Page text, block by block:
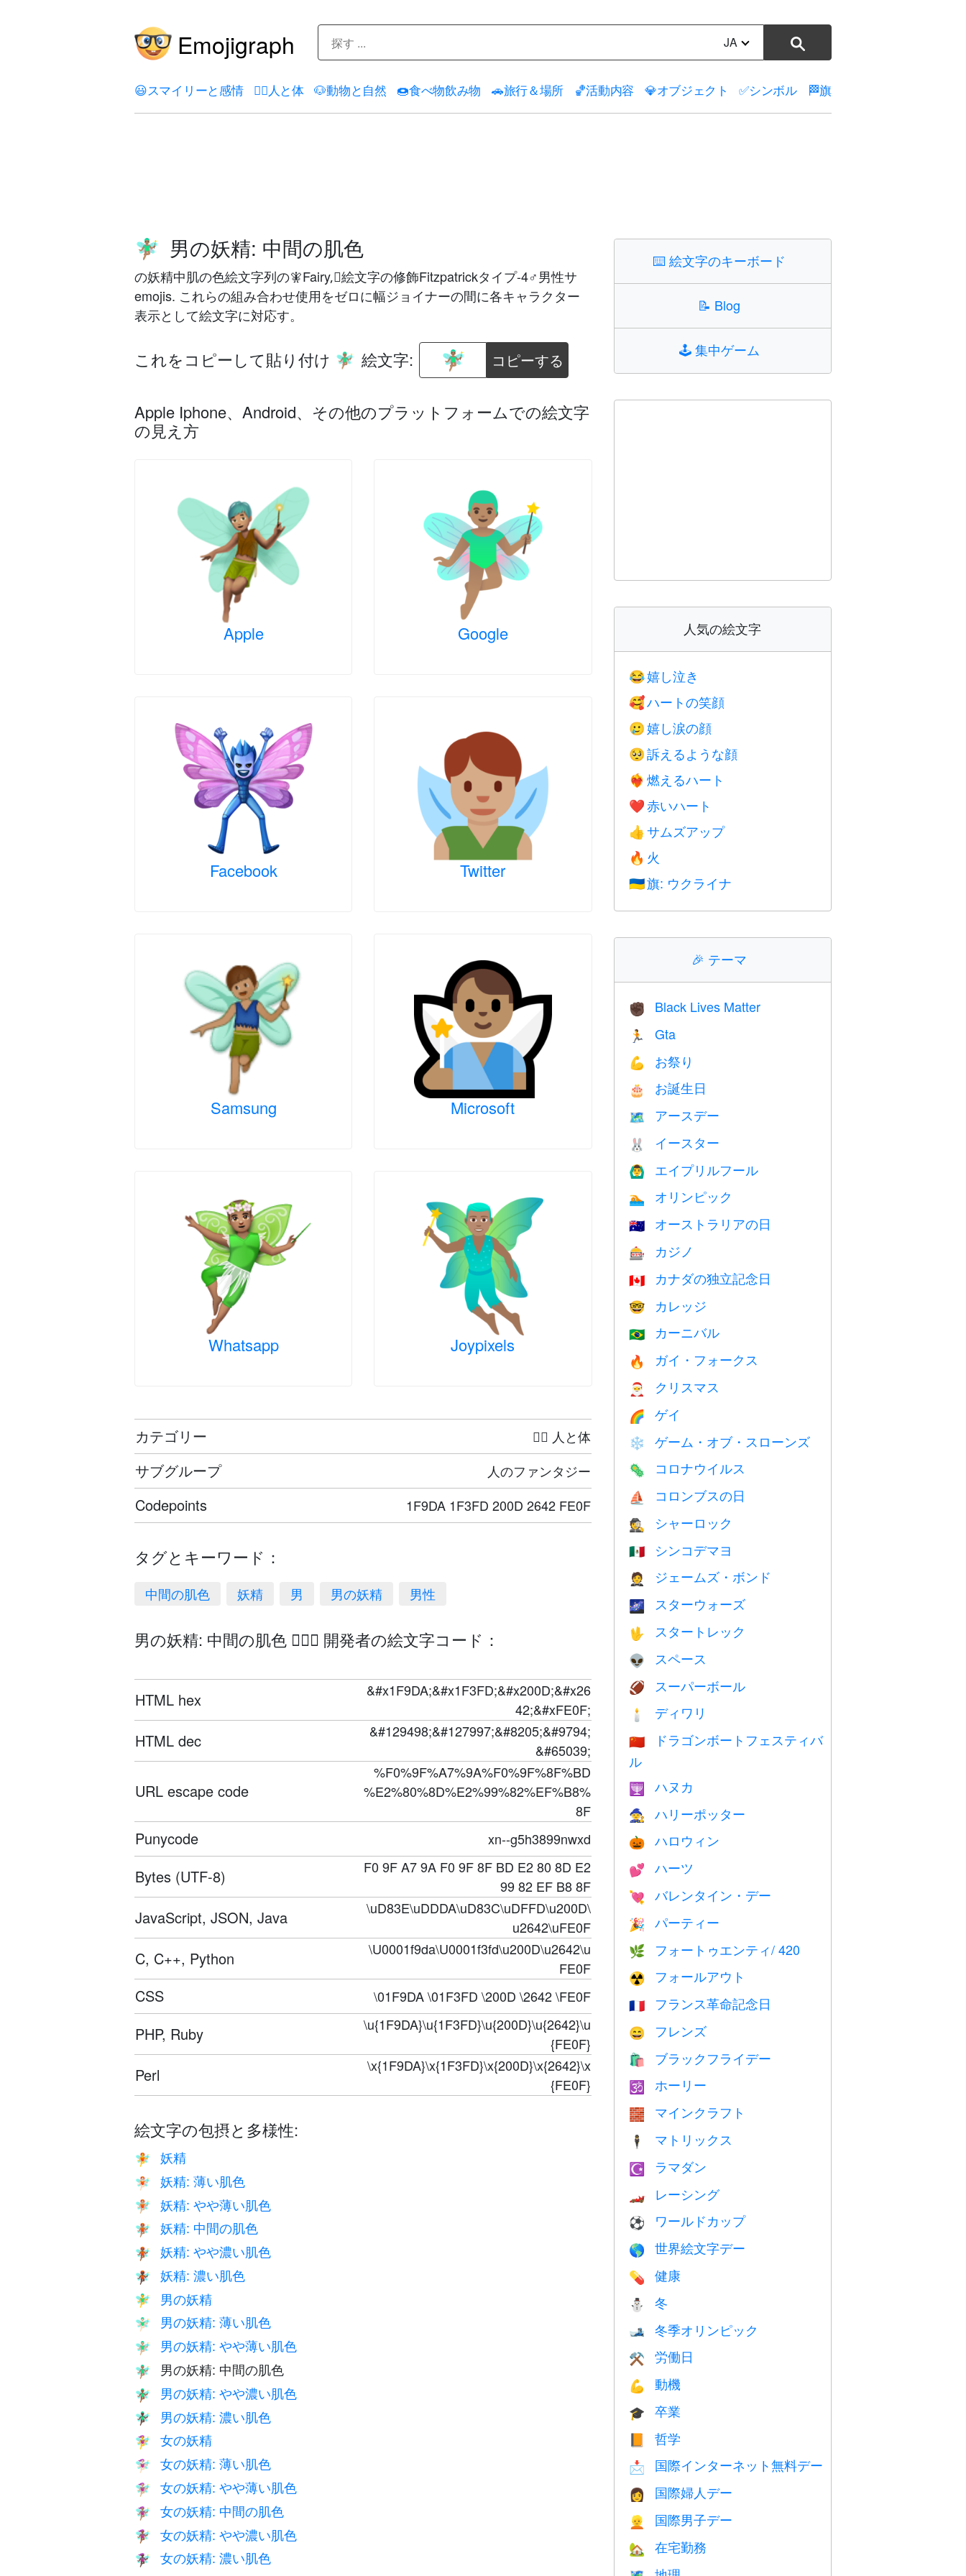
Emojigraph JA
😃スマイリーと感情 🤦‍♀️人と体 🐶動物と自然 🍩食べ物飲み物 🚗旅行＆場所 🏀活動内容 💎オブジェクト ✅シンボル 🏁旗
🧚🏽‍♂️ 男の妖精: 中間の肌色
の妖精中肌の色絵文字列の🧚Fairy,🏽絵文字の修飾Fitzpatrickタイプ-4♂男性サ
emojis. これらの組み合わせ使用をゼロに幅ジョイナーの間に各キャラクター
表示として絵文字に対応す。
これをコピーして貼り付け 🧚🏽‍♂️ 絵文字: コピーする
Apple Iphone、Android、その他のプラットフォームでの絵文字
の見え方
Apple Google
Facebook Twitter
Samsung Microsoft
Whatsapp Joypixels
カテゴリー 🤦‍♀️ 人と体
サブグループ 人のファンタジー
Codepoints 1F9DA 1F3FD 200D 2642 FE0F
タグとキーワード：
中間の肌色 妖精 男 男の妖精 男性
男の妖精: 中間の肌色 🧚🏽‍♂️ 開発者の絵文字コード：
HTML hex
&#x1F9DA;&#x1F3FD;&#x200D;&#x26
42;&#xFE0F;
HTML dec
&#129498;&#127997;&#8205;&#9794;
&#65039;
URL escape code
%F0%9F%A7%9A%F0%9F%8F%BD
%E2%80%8D%E2%99%82%EF%B8%
8F
Punycode xn--g5h3899nwxd
Bytes (UTF-8)
F0 9F A7 9A F0 9F 8F BD E2 80 8D E2
99 82 EF B8 8F
JavaScript, JSON, Java
\uD83E\uDDDA\uD83C\uDFFD\u200D\
u2642\uFE0F
C, C++, Python
\U0001f9da\U0001f3fd\u200D\u2642\u
FE0F
CSS \01F9DA \01F3FD \200D \2642 \FE0F
PHP, Ruby
\u{1F9DA}\u{1F3FD}\u{200D}\u{2642}\u
{FE0F}
Perl
\x{1F9DA}\x{1F3FD}\x{200D}\x{2642}\x
{FE0F}
絵文字の包摂と多様性:
🧚 妖精
🧚🏻 妖精: 薄い肌色
🧚🏼 妖精: やや薄い肌色
🧚🏽 妖精: 中間の肌色
🧚🏾 妖精: やや濃い肌色
🧚🏿 妖精: 濃い肌色
🧚‍♂️ 男の妖精
🧚🏻‍♂️ 男の妖精: 薄い肌色
🧚🏼‍♂️ 男の妖精: やや薄い肌色
🧚🏽‍♂️ 男の妖精: 中間の肌色
🧚🏾‍♂️ 男の妖精: やや濃い肌色
🧚🏿‍♂️ 男の妖精: 濃い肌色
🧚‍♀️ 女の妖精
🧚🏻‍♀️ 女の妖精: 薄い肌色
🧚🏼‍♀️ 女の妖精: やや薄い肌色
🧚🏽‍♀️ 女の妖精: 中間の肌色
🧚🏾‍♀️ 女の妖精: やや濃い肌色
🧚🏿‍♀️ 女の妖精: 濃い肌色
⌨️絵文字のキーボード
📝 Blog
🕹️集中ゲーム
人気の絵文字
😂嬉し泣き
🥰ハートの笑顔
🥲 嬉し涙の顔
🥺 訴えるような顔
❤️‍🔥 燃えるハート
❤️ 赤いハート
👍 サムズアップ
🔥 火
🇺🇦旗: ウクライナ
🎉 テーマ
✊🏿 Black Lives Matter
🏃 Gta
💪 お祭り
🎂 お誕生日
🗺️ アースデー
🐰 イースター
🙆‍♂️ エイプリルフール
🏊 オリンピック
🇦🇺 オーストラリアの日
🎰 カジノ
🇨🇦 カナダの独立記念日
🤓 カレッジ
🇧🇷 カーニバル
🔥 ガイ・フォークス
🎅 クリスマス
🌈 ゲイ
❄️ ゲーム・オブ・スローンズ
🦠 コロナウイルス
⛵️ コロンブスの日
🕵️ シャーロック
🇲🇽 シンコデマヨ
🤵 ジェームズ・ボンド
🌌 スターウォーズ
🖖 スタートレック
👽 スペース
🏈 スーパーボール
🕯 ディワリ
🇨🇳
ドラゴンボートフェスティバ
ル
🕎 ハヌカ
🧙 ハリーポッター
🎃 ハロウィン
💕 ハーツ
💘 バレンタイン・デー
🎉 パーティー
🌿 フォートゥエンティ/ 420
☢️ フォールアウト
🇫🇷 フランス革命記念日
😄 フレンズ
🛍 ブラックフライデー
🕉 ホーリー
🧱 マインクラフト
🕴️ マトリックス
☪️ ラマダン
🏎 レーシング
⚽ ワールドカップ
🌎 世界絵文字デー
💊 健康
⛄ 冬
🎿 冬季オリンピック
⚒️ 労働日
💪 動機
🎓 卒業
哲学
📩 国際インターネット無料デー
👩 国際婦人デー
👱 国際男子デー
🏡 在宅勤務